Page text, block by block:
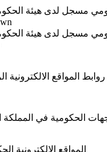
مسجل لدى هيئة
مسجل لدى هيئة
روابط المواقع الالكترونية
المواقع الالكترونية